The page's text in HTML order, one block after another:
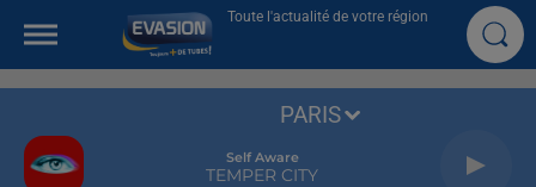
Toute l'actualité de votre région
Self Aware
TEMPER CITY
PARIS